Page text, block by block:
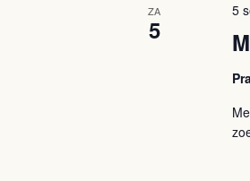
ZA
5
5